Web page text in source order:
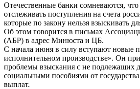
Отечественные банки сомневаются, что
отслеживать поступления на счета
которые по закону нельзя взыскивать
Об этом говорится в письмах
(АБР) в адрес Минюста и ЦБ.
C начала июня в силу вступают новые
исполнительном производстве». Он
проблемы взыскания с не подлежащих
социальными пособиями от
выплат.